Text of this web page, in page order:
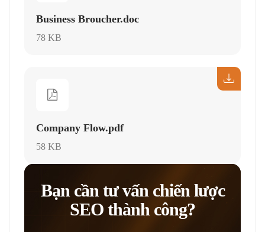
Business Broucher.doc
78 KB
Company Flow.pdf
58 KB
Bạn cần tư vấn chiến lược
SEO thành công?